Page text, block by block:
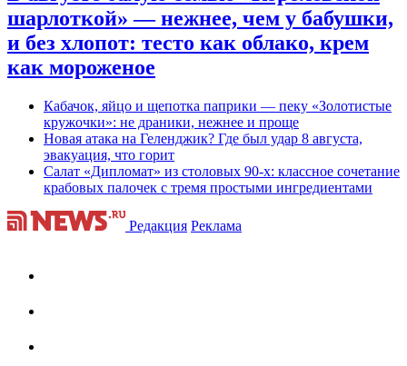
шарлоткой» — нежнее, чем у бабушки,
и без хлопот: тесто как облако, крем
как мороженое
Кабачок, яйцо и щепотка паприки — пеку «Золотистые
кружочки»: не драники, нежнее и проще
Новая атака на Геленджик? Где был удар 8 августа,
эвакуация, что горит
Салат «Дипломат» из столовых 90-х: классное сочетание
крабовых палочек с тремя простыми ингредиентами
Редакция Реклама